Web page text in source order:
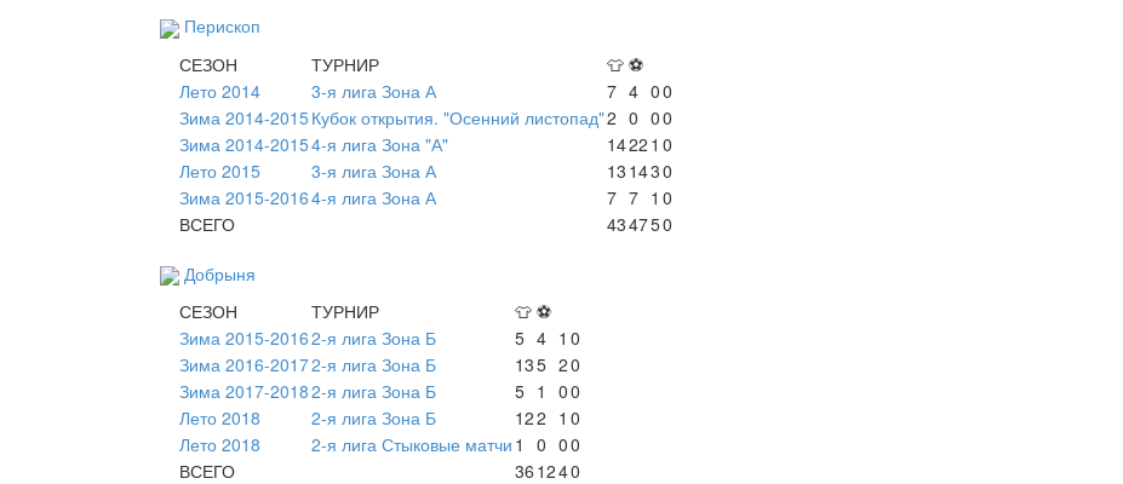
Перископ
СЕЗОН
ТУРНИР 👕 ⚽
Лето 2014
3-я лига Зона А 7 4 00
Зима 2014-2015Кубок открытия. "Осенний листопад"2 0 00
Зима 2014-20154-я лига Зона "А" 1422 1 0
Лето 2015
3-я лига Зона А 13 1430
Зима 2015-20164-я лига Зона А 7 7 1 0
ВСЕГО
434750
Добрыня
СЕЗОН
ТУРНИР 👕 ⚽
Зима 2015-20162-я лига Зона Б 5 4 1 0
Зима 2016-20172-я лига Зона Б 135 20
Зима 2017-20182-я лига Зона Б 5 1 00
Лето 2018
2-я лига Зона Б 122 1 0
Лето 2018
2-я лига Стыковые матчи 1 0 00
ВСЕГО
36 1240